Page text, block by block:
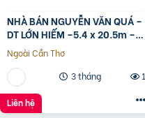
NHÀ BÁN NGUYỄN VĂN QUÁ –
DT LỚN HIẾM –5.4 x 20.5m –
GIÁ TỐT
Ngoài Cần Thơ
3 tháng
1
Liên hệ